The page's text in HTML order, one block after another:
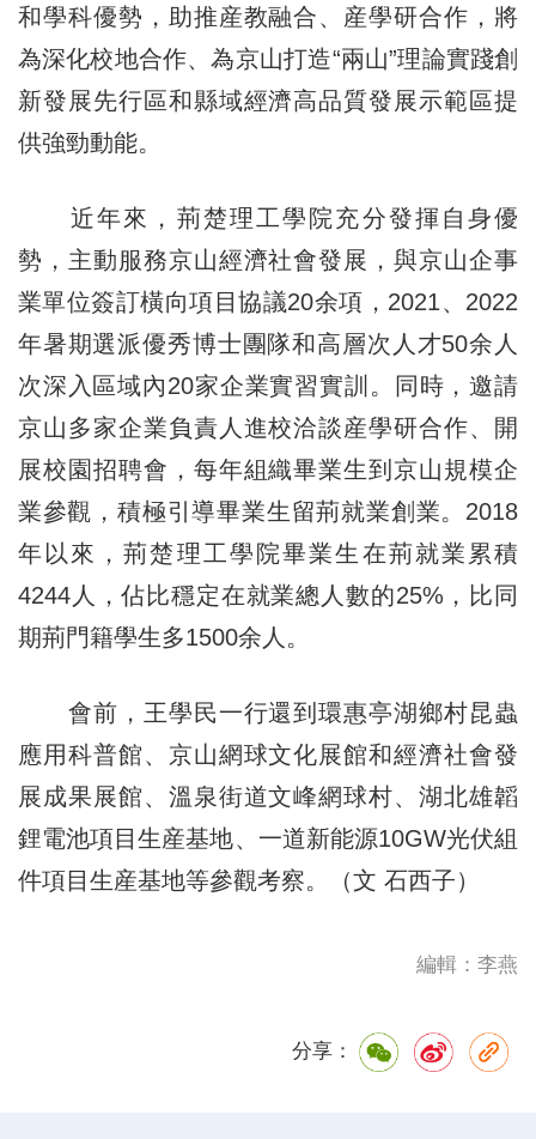
和學科優勢，助推産教融合、産學研合作，將
為深化校地合作、為京山打造“兩山”理論實踐創
新發展先行區和縣域經濟高品質發展示範區提
供強勁動能。
近年來，荊楚理工學院充分發揮自身優
勢，主動服務京山經濟社會發展，與京山企事
業單位簽訂橫向項目協議20余項，2021、2022
年暑期選派優秀博士團隊和高層次人才50余人
次深入區域內20家企業實習實訓。同時，邀請
京山多家企業負責人進校洽談産學研合作、開
展校園招聘會，每年組織畢業生到京山規模企
業參觀，積極引導畢業生留荊就業創業。2018
年以來，荊楚理工學院畢業生在荊就業累積
4244人，佔比穩定在就業總人數的25%，比同
期荊門籍學生多1500余人。
會前，王學民一行還到環惠亭湖鄉村昆蟲
應用科普館、京山網球文化展館和經濟社會發
展成果展館、溫泉街道文峰網球村、湖北雄韜
鋰電池項目生産基地、一道新能源10GW光伏組
件項目生産基地等參觀考察。（文 石西子）
編輯：李燕
分享：